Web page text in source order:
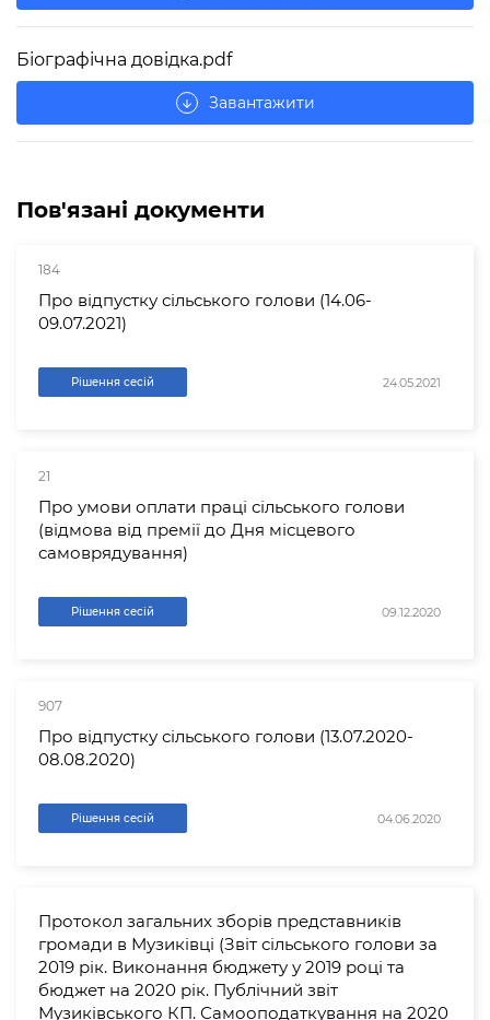
Біографічна довідка.pdf
arrow_downward Завантажити
Пов'язані документи
184
Про відпустку сільського голови (14.06-
09.07.2021)
Рішення сесій 24.05.2021
21
Про умови оплати праці сільського голови
(відмова від премії до Дня місцевого
самоврядування)
Рішення сесій 09.12.2020
907
Про відпустку сільського голови (13.07.2020-
08.08.2020)
Рішення сесій 04.06.2020
Протокол загальних зборів представників
громади в Музиківці (Звіт сільського голови за
2019 рік. Виконання бюджету у 2019 році та
бюджет на 2020 рік. Публічний звіт
Музиківського КП. Самооподаткування на 2020